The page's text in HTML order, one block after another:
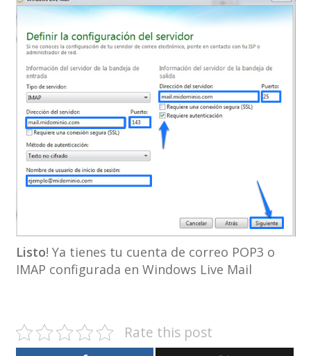
Listo! Ya tienes tu cuenta de correo POP3 o
IMAP configurada en Windows Live Mail
Rate this post